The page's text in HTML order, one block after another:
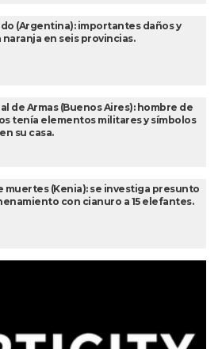
(Argentina): importantes daños y
naranja en seis provincias.
de Armas (Buenos Aires): hombre de
tenía elementos militares y símbolos
su casa.
muertes (Kenia): se investiga presunto
con cianuro a 15 elefantes.